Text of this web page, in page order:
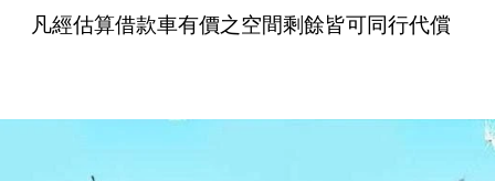
凡經估算借款車有價之空間剩餘皆可同行代償